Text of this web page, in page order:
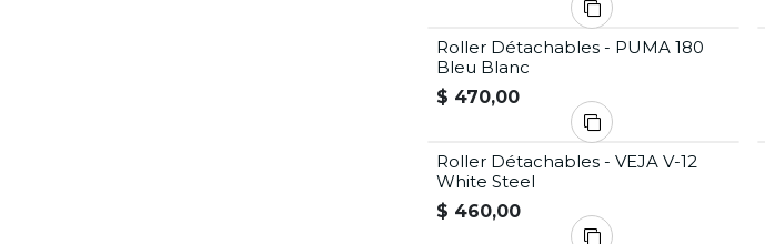
Roller Détachables - PUMA 180
Bleu Blanc
$ 470,00
Roller Détachables - VEJA V-12
White Steel
$ 460,00